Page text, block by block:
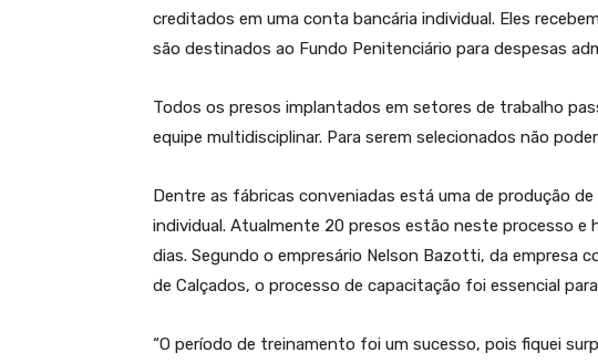
creditados em uma conta bancária individual. Eles
são destinados ao Fundo Penitenciário para despesas
Todos os presos implantados em setores de trabalho
equipe multidisciplinar. Para serem selecionados não
Dentre as fábricas conveniadas está uma de produção
individual. Atualmente 20 presos estão neste processo e
dias. Segundo o empresário Nelson Bazotti, da empresa
de Calçados, o processo de capacitação foi essencial
“O período de treinamento foi um sucesso, pois fiquei